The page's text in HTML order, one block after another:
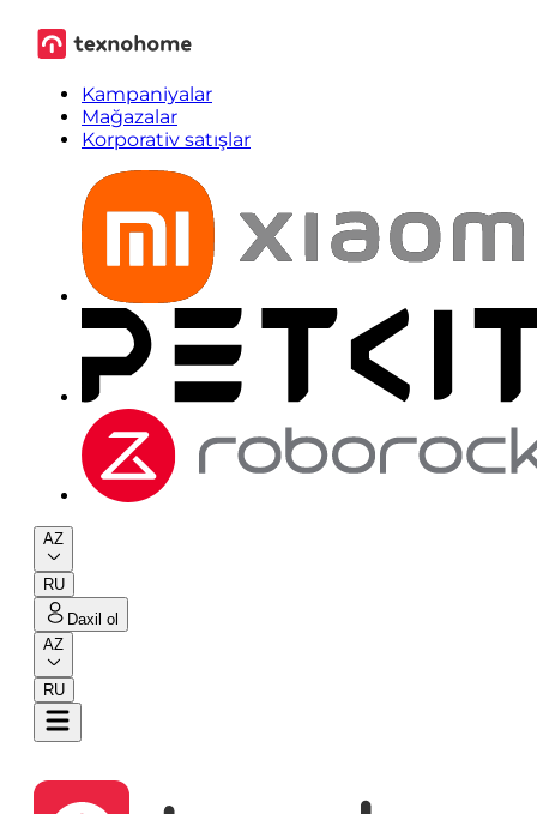
Kampaniyalar
Mağazalar
Korporativ satışlar
AZ
RU
Daxil ol
AZ
RU